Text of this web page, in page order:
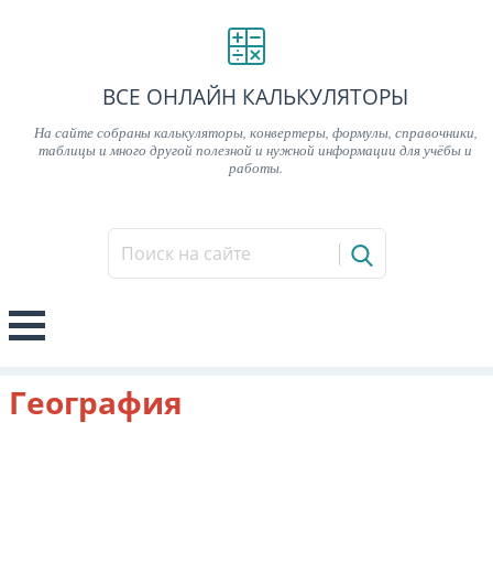
ВСЕ ОНЛАЙН КАЛЬКУЛЯТОРЫ
На сайте собраны калькуляторы, конвертеры, формулы, справочники,
таблицы и много другой полезной и нужной информации для учёбы и
работы.
География